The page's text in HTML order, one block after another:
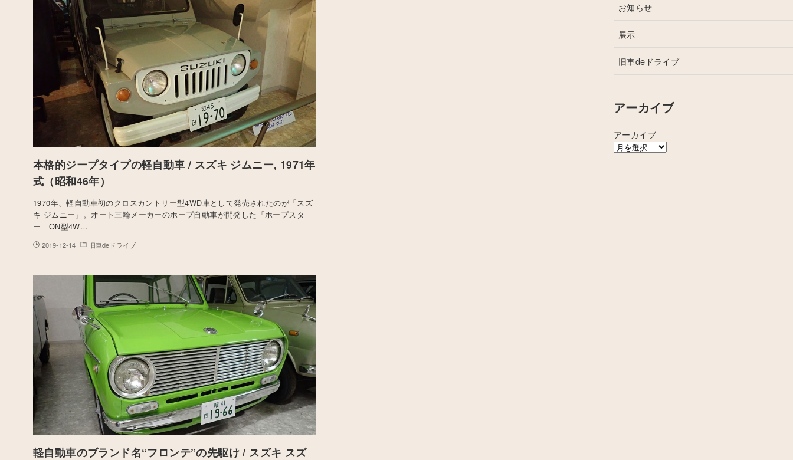
本格的ジープタイプの軽自動車 / スズキ ジムニー, 1971年
式（昭和46年）
1970年、軽自動車初のクロスカントリー型4WD車として発売されたのが「スズ
キ ジムニー」。オート三輪メーカーのホープ自動車が開発した「ホープスタ
ー ON型4W…
2019-12-14 旧車deドライブ
軽自動車のブランド名“フロンテ”の先駆け / スズキ スズ
お知らせ
展示
旧車deドライブ
アーカイブ
アーカイブ